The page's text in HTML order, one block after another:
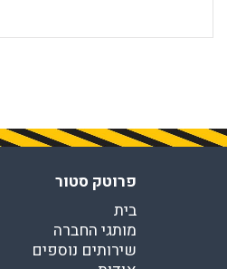
פרוטק סטור
בית
מותגי החברה
שירותים נוספים